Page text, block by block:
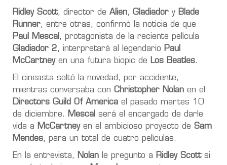
Ridley Scott, director de Alien, Gladiador y Blade
Runner, entre otras, confirmó la noticia de que
Paul Mescal , protagonista de la reciente película
Gladiador 2, interpretará al legendario Paul
McCartneyen una futura biopic de Los Beatles.
El cineasta soltó la novedad, por accidente,
mientras conversaba con Christopher Nolan en el
Directors Guild Of America el pasado martes 10
de diciembre.
Mescal será el encargado de darle
vida a
McCartneyen el ambicioso proyecto de Sam
Mendes, para un total de cuatro películas.
En la entrevista, Nolan le pregunto a Ridley Scottsi